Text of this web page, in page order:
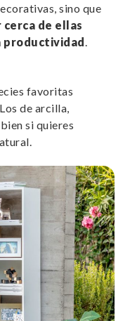
sino que
de ellas
productividad.
favoritas
Los de arcilla,
si quieres